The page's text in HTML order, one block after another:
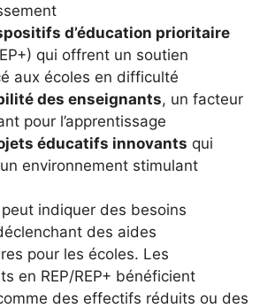
d’éducation prioritaire
qui offrent un soutien
aux écoles en difficulté
des enseignants, un facteur
pour l’apprentissage
éducatifs innovants qui
environnement stimulant
indiquer des besoins
des aides
pour les écoles. Les
en REP/REP+ bénéficient
des effectifs réduits ou des